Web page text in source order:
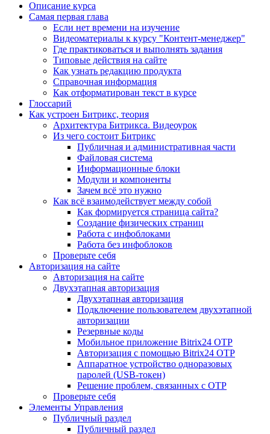
Описание курса
Самая первая глава
Если нет времени на изучение
Видеоматериалы к курсу "Контент-менеджер"
Где практиковаться и выполнять задания
Типовые действия на сайте
Как узнать редакцию продукта
Справочная информация
Как отформатирован текст в курсе
Глоссарий
Как устроен Битрикс, теория
Архитектура Битрикса. Видеоурок
Из чего состоит Битрикс
Публичная и административная части
Файловая система
Информационные блоки
Модули и компоненты
Зачем всё это нужно
Как всё взаимодействует между собой
Как формируется страница сайта?
Создание физических страниц
Работа с инфоблоками
Работа без инфоблоков
Проверьте себя
Авторизация на сайте
Авторизация на сайте
Двухэтапная авторизация
Двухэтапная авторизация
Подключение пользователем двухэтапной
авторизации
Резервные коды
Мобильное приложение Bitrix24 OTP
Авторизация с помощью Bitrix24 OTP
Аппаратное устройство одноразовых
паролей (USB-токен)
Решение проблем, связанных с OTP
Проверьте себя
Элементы Управления
Публичный раздел
Публичный раздел